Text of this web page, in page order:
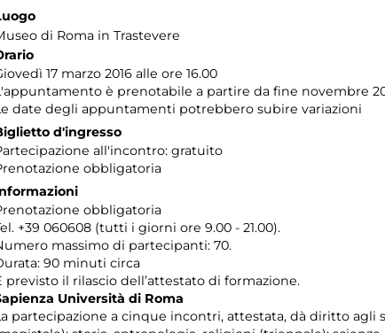
di Roma in Trastevere
17 marzo 2016 alle ore 16.00
è prenotabile a partire da fine novembre
date degli appuntamenti potrebbero subire variazioni
d'ingresso
all'incontro: gratuito
obbligatoria
obbligatoria
+39 060608 (tutti i giorni ore 9.00 - 21.00).
massimo di partecipanti: 70.
90 minuti circa
previsto il rilascio dell’attestato di formazione.
Università di Roma
partecipazione a cinque incontri, attestata, dà diritto